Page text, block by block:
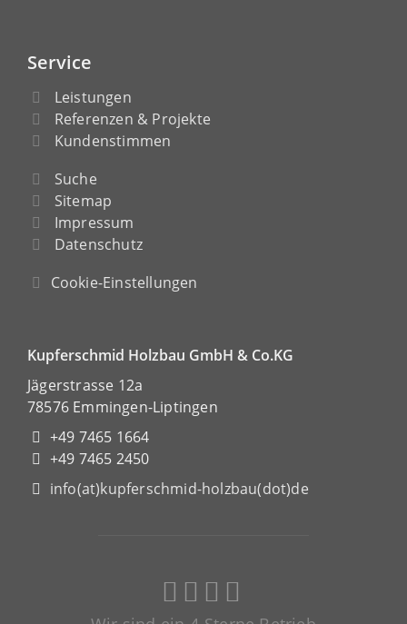
Service
Leistungen
Referenzen & Projekte
Kundenstimmen
Suche
Sitemap
Impressum
Datenschutz
Cookie-Einstellungen
Kupferschmid Holzbau GmbH & Co.KG
Jägerstrasse 12a
78576 Emmingen-Liptingen
+49 7465 1664
+49 7465 2450
info(at)kupferschmid-holzbau(dot)de